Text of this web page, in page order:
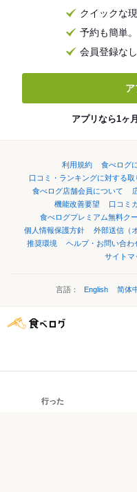
クイックな
予約も簡単
会員登録な
ア
アプリなら1ヶ
利用規約 食べログ
口コミ・ランキングに対する取
食べログ店舗会員について
機能改善要望
口コミ
食べログプレミアム無料ク
個人情報保護方針
外部送信（
推奨環境
ヘルプ・お問い合わ
サイトマ
言語： English 简体
行った